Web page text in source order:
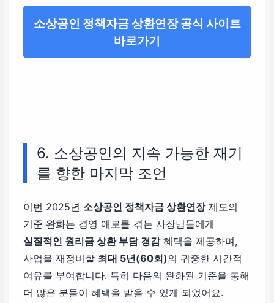
소상공인 정책자금 상환연장 공식 사이트
바로가기
6. 소상공인의 지속 가능한 재기
를 향한 마지막 조언
이번 2025년 소상공인 정책자금 상환연장제도의
기준 완화는 경영 애로를 겪는 사장님들에게
실질적인 원리금 상환 부담 경감혜택을 제공하며,
사업을 재정비할 최대 5년(60회)의 귀중한 시간적
여유를 부여합니다. 특히 다음의 완화된 기준을 통해
더 많은 분들이 혜택을 받을 수 있게 되었어요.